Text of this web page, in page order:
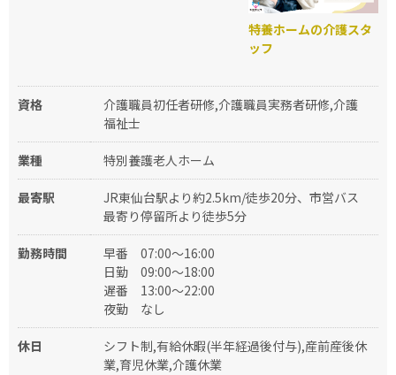
特養ホームの介護スタ
ッフ
資格
介護職員初任者研修,介護職員実務者研修,介護
福祉士
業種 特別養護老人ホーム
最寄駅
JR東仙台駅より約2.5km/徒歩20分、市営バス
最寄り停留所より徒歩5分
勤務時間 早番
07:00～16:00
日勤
09:00～18:00
遅番
13:00～22:00
夜勤
なし
休日
シフト制,有給休暇(半年経過後付与),産前産後休
業,育児休業,介護休業